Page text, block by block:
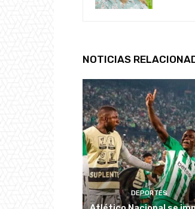
NOTICIAS
DEPORTES